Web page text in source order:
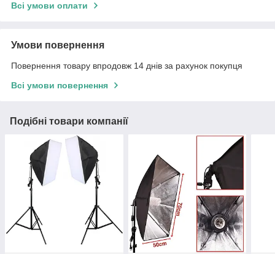
Всі умови оплати
Умови повернення
Повернення товару впродовж 14 днів за рахунок покупця
Всі умови повернення
Подібні товари компанії